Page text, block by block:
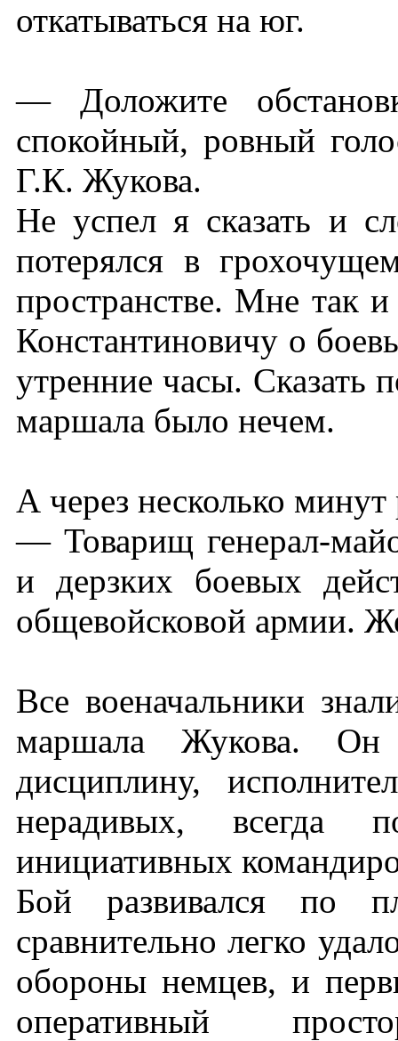
откатываться на юг.
— Доложите
спокойный, ровный
Г.К. Жукова.
Не успел я сказать и
потерялся в
пространстве. Мне так
Константиновичу о
утренние часы. Сказать
маршала было нечем.
А через несколько
— Товарищ генерал-
и дерзких боевых
общевойсковой армии.
Все военачальники
маршала Жукова.
дисциплину,
нерадивых, всегда
инициативных
Бой развивался по
сравнительно легко
обороны немцев, и
оперативный